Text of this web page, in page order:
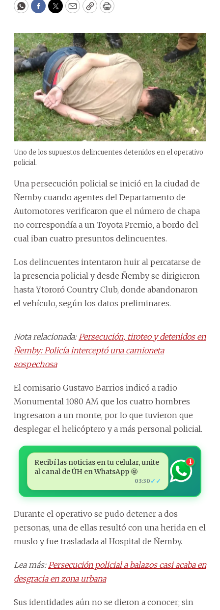
WhatsApp
Facebook
Twitter
EmailCopyPrint
Uno de los supuestos delincuentes detenidos en el operativo
policial.
Una persecución policial se inició en la ciudad de
Ñemby cuando agentes del Departamento de
Automotores verificaron que el número de chapa
no correspondía a un Toyota Premio, a bordo del
cual iban cuatro presuntos delincuentes.
Los delincuentes intentaron huir al percatarse de
la presencia policial y desde Ñemby se dirigieron
hasta Ytororó Country Club, donde abandonaron
el vehículo, según los datos preliminares.
Nota relacionada: Persecución, tiroteo y detenidos en
Ñemby: Policía interceptó una camioneta
sospechosa
El comisario Gustavo Barrios indicó a radio
Monumental 1080 AM que los cuatro hombres
ingresaron a un monte, por lo que tuvieron que
desplegar el helicóptero y a más personal policial.
Recibí las noticias en tu celular, unite
al canal de ÚH en WhatsApp 🤩
03:30 ✓✓
1
Durante el operativo se pudo detener a dos
personas, una de ellas resultó con una herida en el
muslo y fue trasladada al Hospital de Ñemby.
Lea más: Persecución policial a balazos casi acaba en
desgracia en zona urbana
Sus identidades aún no se dieron a conocer; sin